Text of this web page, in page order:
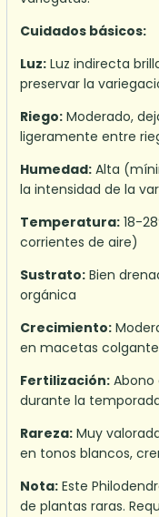
Cuidados básicos:
Luz: Luz indirecta
preservar la
Riego: Moderado,
ligeramente entre
Humedad: Alta
la intensidad de la
Temperatura: 18-
corrientes de aire)
Sustrato: Bien
orgánica
Crecimiento:
en macetas
Fertilización:
durante la
Rareza: Muy
en tonos blancos,
Nota: Este
de plantas raras.